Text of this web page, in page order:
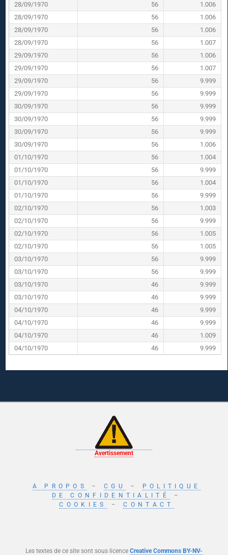
28/09/1970
56
1.006
28/09/1970
56
1.006
28/09/1970
56
1.006
28/09/1970
56
1.007
29/09/1970
56
1.006
29/09/1970
56
1.007
29/09/1970
56
9.999
29/09/1970
56
9.999
30/09/1970
56
9.999
30/09/1970
56
9.999
30/09/1970
56
9.999
30/09/1970
56
1.006
01/10/1970
56
1.004
01/10/1970
56
9.999
01/10/1970
56
1.004
01/10/1970
56
9.999
02/10/1970
56
1.003
02/10/1970
56
9.999
02/10/1970
56
1.005
02/10/1970
56
1.005
03/10/1970
56
9.999
03/10/1970
56
9.999
03/10/1970
46
9.999
03/10/1970
46
9.999
04/10/1970
46
9.999
04/10/1970
46
9.999
04/10/1970
46
1.009
04/10/1970
46 9.999
Avertissement
A PROPOS – CGU –
POLITIQUE
DE CONFIDENTIALITÉ
–
COOKIES
–CONTACT
Les textes de ce site sont sous licence Creative Commons BY-NV-